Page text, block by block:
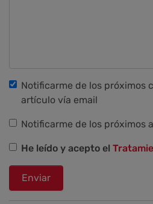
Notificarme de los próximos
artículo vía email
Notificarme de los próximos
He leído y acepto el
Enviar